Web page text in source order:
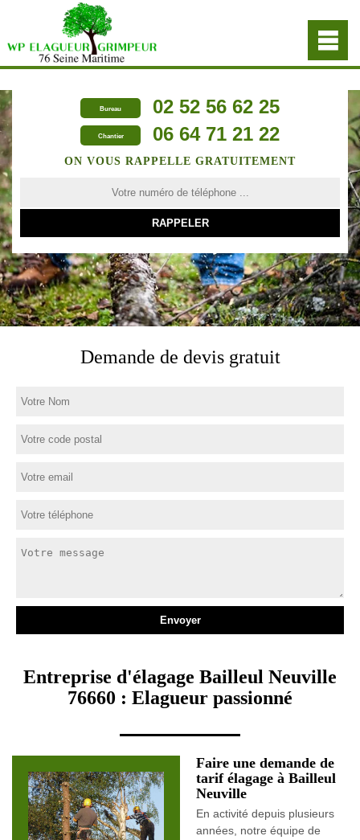
Bureau 02 52 56 62 25
Chantier 06 64 71 21 22
ON VOUS RAPPELLE GRATUITEMENT
Demande de devis gratuit
Entreprise d'élagage Bailleul Neuville
76660 : Elagueur passionné
Faire une demande de
tarif élagage à Bailleul
Neuville
En activité depuis plusieurs
années, notre équipe de